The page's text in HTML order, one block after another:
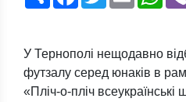
У Тернополі нещодавно
футзалу серед юнаків в
«Пліч-о-пліч всеукраїнські